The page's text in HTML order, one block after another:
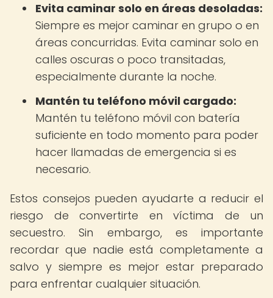
Evita caminar solo en áreas desoladas:
Siempre es mejor caminar en grupo o en
áreas concurridas. Evita caminar solo en
calles oscuras o poco transitadas,
especialmente durante la noche.
Mantén tu teléfono móvil cargado:
Mantén tu teléfono móvil con batería
suficiente en todo momento para poder
hacer llamadas de emergencia si es
necesario.
Estos consejos pueden ayudarte a reducir el
riesgo de convertirte en víctima de un
secuestro. Sin embargo, es importante
recordar que nadie está completamente a
salvo y siempre es mejor estar preparado
para enfrentar cualquier situación.